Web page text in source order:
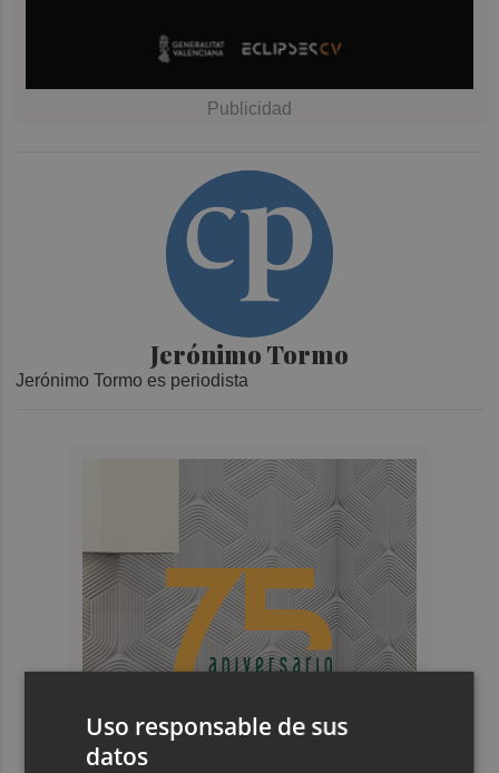
Jerónimo Tormo
Jerónimo Tormo es periodista
Uso responsable de sus
datos